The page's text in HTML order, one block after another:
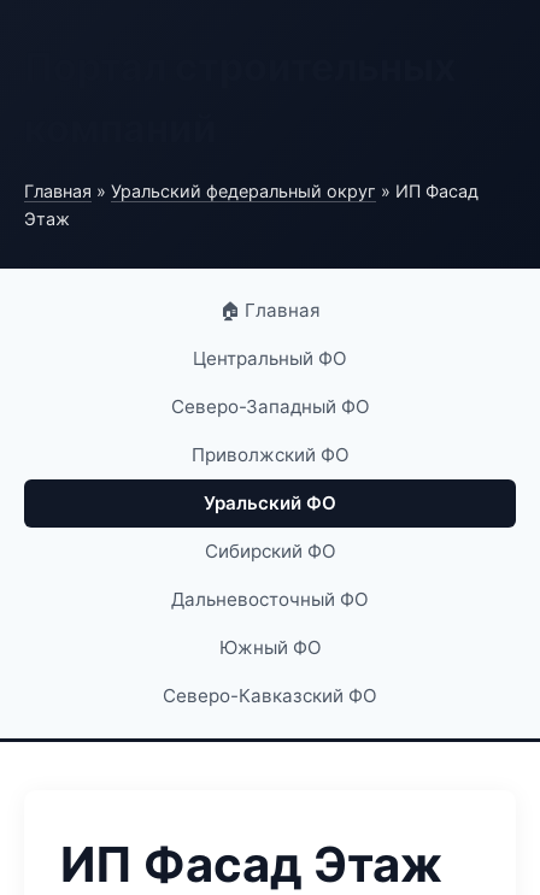
Главная » Уральский федеральный округ » ИП Фасад
Этаж
🏠 Главная
Центральный ФО
Северо-Западный ФО
Приволжский ФО
Уральский ФО
Сибирский ФО
Дальневосточный ФО
Южный ФО
Северо-Кавказский ФО
ИП Фасад Этаж